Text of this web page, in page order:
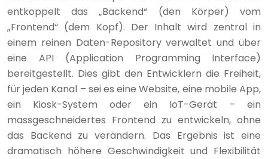
entkoppelt das „Backend“ (den Körper) vom
„Frontend“ (dem Kopf). Der Inhalt wird zentral in
einem reinen Daten-Repository verwaltet und über
eine API (Application Programming Interface)
bereitgestellt. Dies gibt den Entwicklern die Freiheit,
für jeden Kanal – sei es eine Website, eine mobile App,
ein Kiosk-System oder ein IoT-Gerät – ein
massgeschneidertes Frontend zu entwickeln, ohne
das Backend zu verändern. Das Ergebnis ist eine
dramatisch höhere Geschwindigkeit und Flexibilität